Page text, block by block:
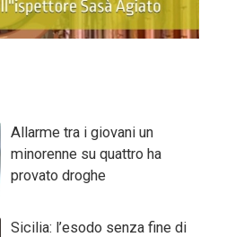
Allarme tra i giovani un
minorenne su quattro ha
provato droghe
Sicilia: l’esodo senza fine di